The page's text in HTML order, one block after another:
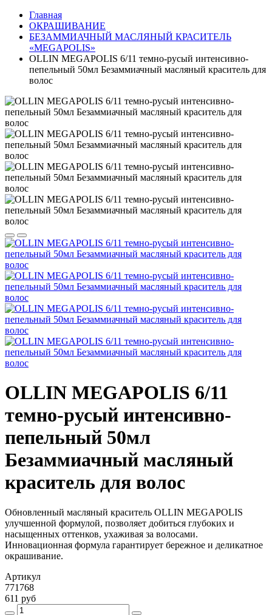
Главная
ОКРАШИВАНИЕ
БЕЗАММИАЧНЫЙ МАСЛЯНЫЙ КРАСИТЕЛЬ
«MEGAPOLIS»
OLLIN MEGAPOLIS 6/11 темно-русый интенсивно-
пепельный 50мл Безаммиачный масляный краситель для
волоc
OLLIN MEGAPOLIS 6/11
темно-русый интенсивно-
пепельный 50мл
Безаммиачный масляный
краситель для волоc
Обновленный масляный краситель OLLIN MEGAPOLIS
улучшенной формулой, позволяет добиться глубоких и
насыщенных оттенков, ухаживая за волосами.
Инновационная формула гарантирует бережное и деликатное
окрашивание.
Артикул
771768
611 руб